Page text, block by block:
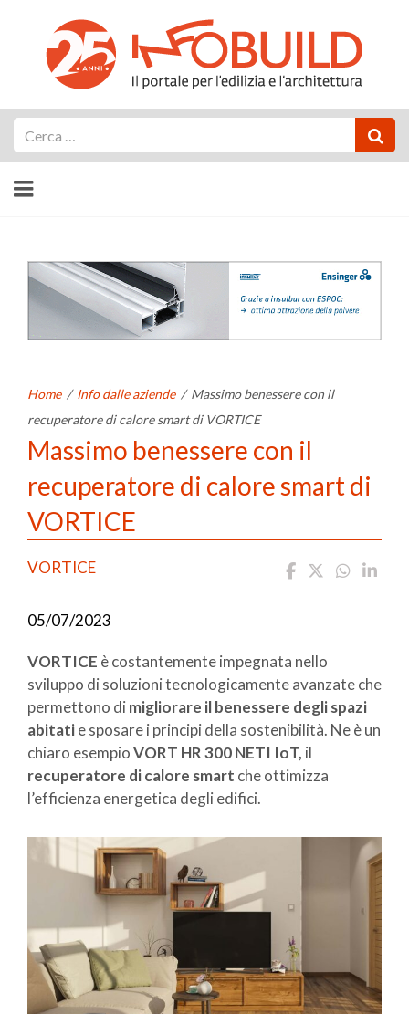
Home / Info dalle aziende / Massimo benessere con il
recuperatore di calore smart di VORTICE
Massimo benessere con il
recuperatore di calore smart di
VORTICE
VORTICE
05/07/2023
VORTICE è costantemente impegnata nello
sviluppo di soluzioni tecnologicamente avanzate che
permettono di migliorare il benessere degli spazi
abitatie sposare i principi della sostenibilità. Ne è un
chiaro esempioVORT HR 300 NETI IoT, il
recuperatore di calore smart che ottimizza
l’efficienza energetica degli edifici.